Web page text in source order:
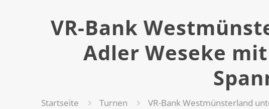
VR-Bank
Adler Weseke
Startseite Turnen VR-Bank Westmünsterland